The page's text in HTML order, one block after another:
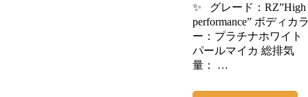
✨ グレード：RZ”High
performance” ボディカ
ー：プラチナホワイト
パールマイカ 総排気
量： …